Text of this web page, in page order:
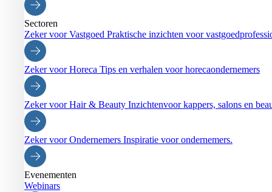
Sectoren
Zeker voor Vastgoed Praktische inzichten voor
Zeker voor Horeca Tips en verhalen voor horecaondernemers
Zeker voor Hair & Beauty Inzichtenvoor kappers, salons en
Zeker voor Ondernemers Inspiratie voor ondernemers.
Evenementen
Webinars